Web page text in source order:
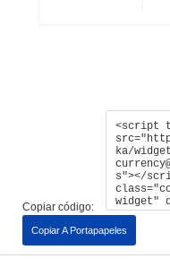
Copiar código:
Copiar A Portapapeles